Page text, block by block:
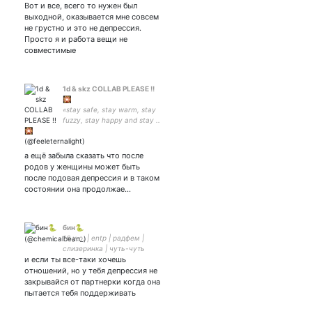
Вот и все, всего то нужен был
выходной, оказывается мне совсем
не грустно и это не депрессия.
Просто я и работа вещи не
совместимые
1d & skz COLLAB PLEASE !!
🎇
«stay safe, stay warm, stay
fuzzy, stay happy and stay ..
почему-то хейтерка супов
а ещё забыла сказать что после
родов у женщины может быть
после подовая депрессия и в таком
состоянии она продолжае…
бин🐍
16 y.o. | entp | радфем |
слизеринка | чуть-чуть
химбио | не лезь откушу
ебало
и если ты все-таки хочешь
отношений, но у тебя депрессия не
закрывайся от партнерки когда она
пытается тебя поддерживать